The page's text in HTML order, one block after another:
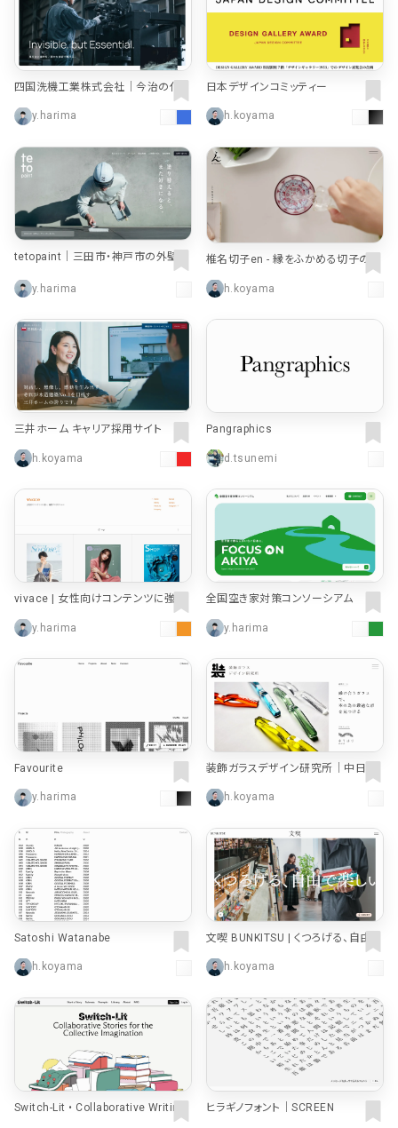
四国洗機工業株式会社｜今治の化学
y.harima
日本デザインコミッティー
h.koyama
tetopaint｜三田市・神戸市の外壁・
y.harima
椎名切子en - 縁をふかめる切子のギ
h.koyama
三井ホーム キャリア採用サイト
h.koyama
Pangraphics
d.tsunemi
vivace | 女性向けコンテンツに強い、
y.harima
全国空き家対策コンソーシアム
y.harima
Favourite
y.harima
装飾ガラスデザイン研究所｜中日ス
h.koyama
Satoshi Watanabe
h.koyama
文喫 BUNKITSU | くつろげる、自由で
h.koyama
Switch-Lit • Collaborative Writing
ヒラギノフォント｜SCREEN